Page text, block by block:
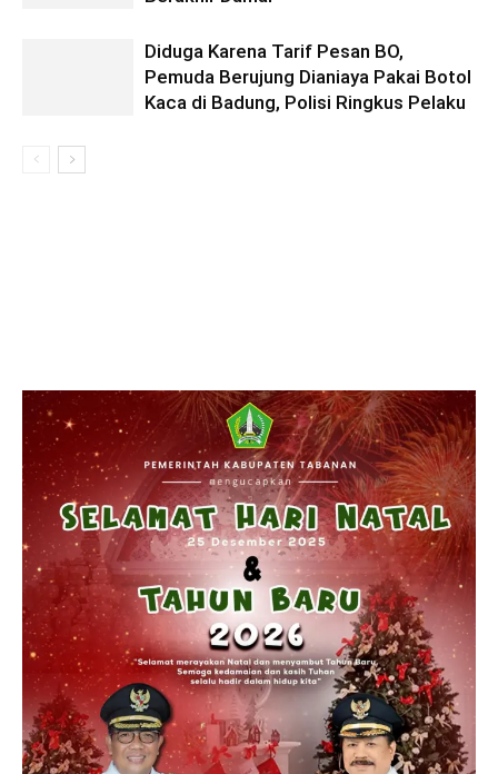
Diduga Karena Tarif Pesan BO,
Pemuda Berujung Dianiaya Pakai Botol
Kaca di Badung, Polisi Ringkus Pelaku